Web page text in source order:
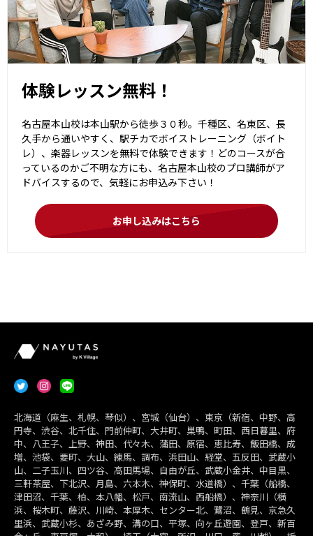
体験レッスン無料！
名古屋本山校は本山駅から徒歩３０秒。千種区、名東区、長
久手から通いやすく、駅チカでボイストレーニング（ボイト
レ）、楽器レッスンを無料で体験できます！どのコースが合
っているのかご不明な方にも、名古屋本山校のプロ講師がア
ドバイスするので、気軽にお申込み下さい！
お申し込みはこちら
北海道（麻生、札幌、琴似）、宮城（仙台）、東京（新宿、中野、高
円寺、渋谷、北千住、門前仲町、大井町、巣鴨、町田、西日暮里、府
中、八王子、上野、神田、代々木、蒲田、原宿、恵比寿、飯田橋、成
増、池袋、要町、大山、練馬、調布、浜田山、経堂、五反田、武蔵小
山、二子玉川、四ツ谷、高田馬場、自由が丘、武蔵小金井、中目黒、
三軒茶屋、下北沢、月島、六本木、神保町、水道橋）、千葉（船橋、
津田沼、千葉、柏、本八幡、松戸、南流山、西船橋）、神奈川（横
浜、桜木町、藤沢、川崎、本厚木、センター北、鷺沼、鶴見、京急久
里浜、武蔵小杉、あざみ野、溝の口、平塚、向ヶ丘遊園、登戸、新百